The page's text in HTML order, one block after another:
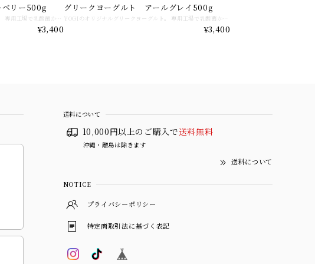
リー500g
YOGIのオリジナルグリークヨーグルト。 専用工場で乳酸菌から選定してヨーグルトを作ってます。72時間かけて丁寧に水抜きしたヨーグルトはまるでクリームチーズのような濃厚さ。 低脂質高タンパクの自慢のグリークヨーグルトをあなたの毎日のご褒美にしませんか。 そのままお召し上がりになるのはもちろん、フルーツやグラノーラ、はちみつをトッピングしたり、パンに塗ったりサラダに合わせたりなど万能なグリークヨーグルトです。 新鮮でできたてをお届けするため注文いただいてから10日以内の発送とさせていただいております。 賞味期限は商品にも記載ありますが到着してから約10日になります。 詳細はFAQをご覧くださいませ。
¥3,400
グリークヨーグルト アールグレイ500g
YOGIのオリジナルグリークヨーグルト。 専用工場で乳酸菌から選定してヨーグルトを作ってます。72時間かけて丁寧に水抜きしたヨーグルトはまるでクリームチーズのような濃厚さ。 低脂質高タンパクの自慢のグリークヨーグルトをあなたの毎日のご褒美にしませんか。 そのままお召し上がりになるのはもちろん、フルーツやグラノーラ、はちみつをトッピングしたり、パンに塗ったりサラダに合わせたりなど万能なグリークヨーグルトです。 新鮮でできたてをお届けするため注文いただいてから10日以内の発送とさせていただいております。 賞味期限は商品にも記載ありますが到着してから約10日になります。 詳細はFAQをご覧くださいませ。
¥3,400
送料について
10,000円以上のご購入で送料無料
沖縄・離島は除きます
送料について
NOTICE
プライバシーポリシー
特定商取引法に基づく表記